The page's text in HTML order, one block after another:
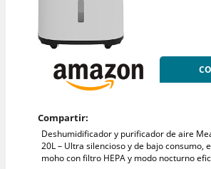
Compartir:
Deshumidificador y purificador de aire
20L – Ultra silencioso y de bajo consumo,
moho con filtro HEPA y modo nocturno